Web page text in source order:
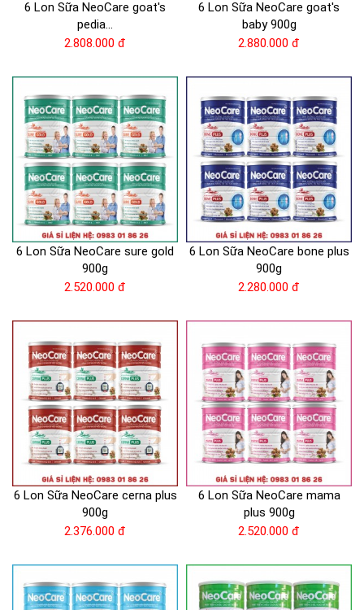
6 Lon Sữa NeoCare goat's
pedia...
2.808.000 đ
6 Lon Sữa NeoCare goat's
baby 900g
2.880.000 đ
6 Lon Sữa NeoCare sure gold
900g
2.520.000 đ
6 Lon Sữa NeoCare bone plus
900g
2.280.000 đ
6 Lon Sữa NeoCare cerna plus
900g
2.376.000 đ
6 Lon Sữa NeoCare mama
plus 900g
2.520.000 đ